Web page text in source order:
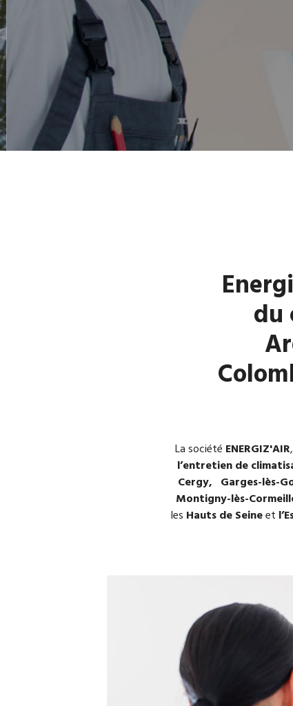
du
La société ENERGIZ'AIR
l’entretien de
Cergy, Garges-lès-
Montigny-lès-
les Hauts de Seineet